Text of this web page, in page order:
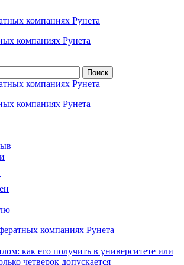
компаниях Рунета
компаниях Рунета
компаниях Рунета
как его получить в университете или
четверок допускается